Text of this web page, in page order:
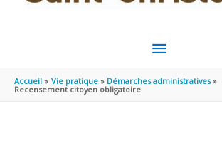
MENU
PRINCIPAL
Accueil Vie pratique
Démarches administratives
Recensement citoyen obligatoire